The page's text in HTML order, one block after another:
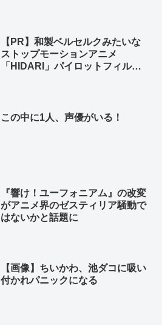
【PR】和製ベルセルクみたいな
ストップモーションアニメ
「HIDARI」パイロットフィルム
この中に1人、声優がいる！
『響け！ユーフォニアム』の改変
がアニメ界のゼスティリア騒動で
はないかと話題に
【画像】ちいかわ、池ダコに吸い
付かれパニックになる